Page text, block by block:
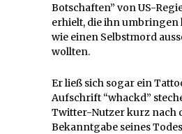
Botschaften” von US-
erhielt, die ihn umbringen
wie einen Selbstmord
wollten.
Er ließ sich sogar ein
Aufschrift “whackd”
Twitter-Nutzer kurz nach
Bekanntgabe seines